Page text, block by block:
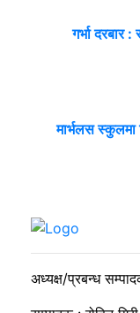
गर्भा दरबार
मार्भलस स्कुलमा
निगम र
अध्यक्ष/प्रबन्ध